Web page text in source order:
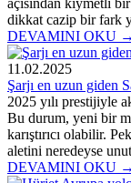
dikkat cazip bir fark
DEVAMINI OKU →
11.02.2025
Şarjı en uzun giden
2025 yılı prestijiyle
Bu durum, yeni bir
karıştırıcı olabilir.
aletini neredeyse
DEVAMINI OKU →